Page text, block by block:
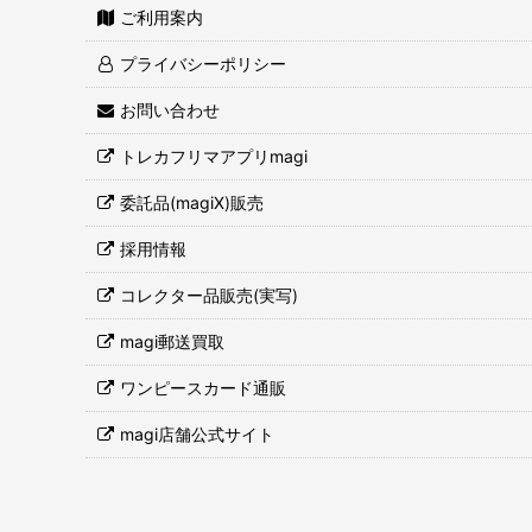
ご利用案内
プライバシーポリシー
お問い合わせ
トレカフリマアプリmagi
委託品(magiX)販売
採用情報
コレクター品販売(実写)
magi郵送買取
ワンピースカード通販
magi店舗公式サイト